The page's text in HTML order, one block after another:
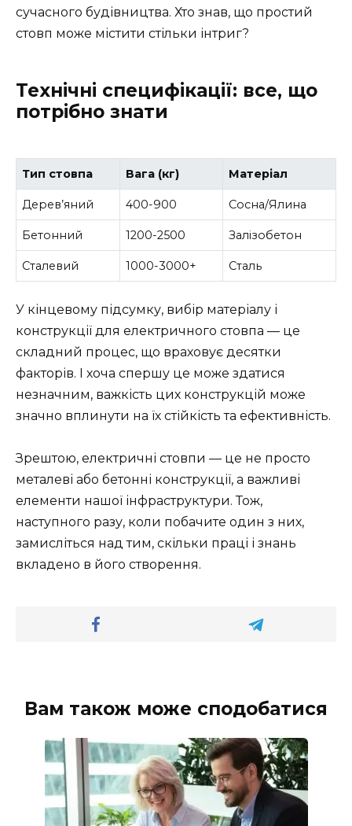
сучасного будівництва. Хто знав, що простий
стовп може містити стільки інтриг?
Технічні специфікації: все, що
потрібно знати
Тип стовпа Вага (кг) Матеріал
Дерев’яний 400-900 Сосна/Ялина
Бетонний 1200-2500 Залізобетон
Сталевий 1000-3000+ Сталь
У кінцевому підсумку, вибір матеріалу і
конструкції для електричного стовпа — це
складний процес, що враховує десятки
факторів. І хоча спершу це може здатися
незначним, важкість цих конструкцій може
значно вплинути на їх стійкість та ефективність.
Зрештою, електричні стовпи — це не просто
металеві або бетонні конструкції, а важливі
елементи нашої інфраструктури. Тож,
наступного разу, коли побачите один з них,
замисліться над тим, скільки праці і знань
вкладено в його створення.
Вам також може сподобатися